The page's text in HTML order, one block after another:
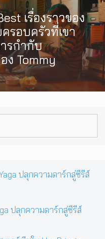
เรื่องราวของ
รอบครัวที่เขา
รกำกับ
ง Tommy
ปลุกความดาร์กสู่ซีรีส์